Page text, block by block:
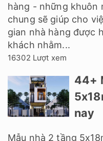
hàng - những khuôn
chung sẽ giúp cho
gian nhà hàng được
khách nhằm...
16302 Lượt xem
44+
nay
Mẫu nhà 2 tầng